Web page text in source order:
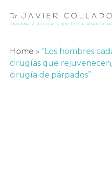
Home » “Los hombres
cirugías que
cirugía de párpados”